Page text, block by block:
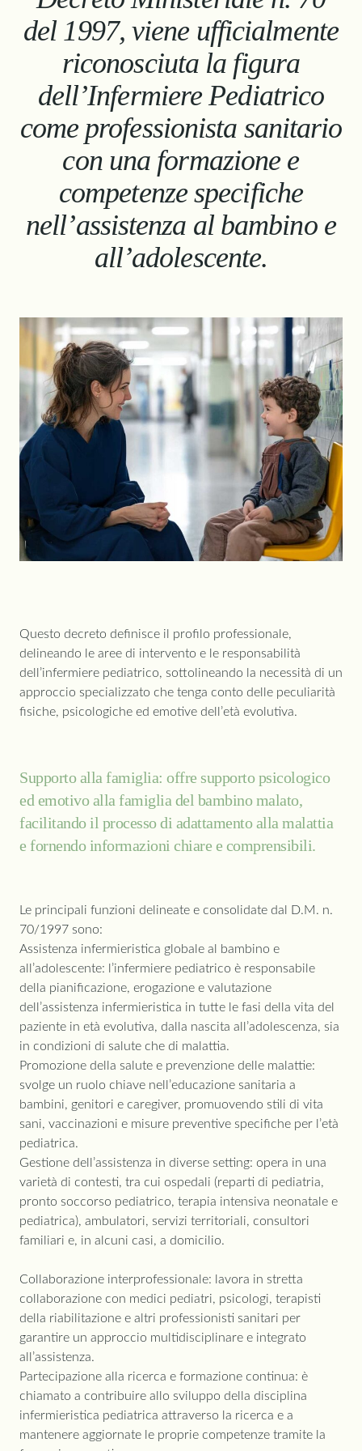
del 1997, viene ufficialmente
riconosciuta la figura
dell’Infermiere Pediatrico
come professionista sanitario
con una formazione e
competenze specifiche
nell’assistenza al bambino e
all’adolescente.
Questo decreto definisce il profilo professionale,
delineando le aree di intervento e le responsabilità
dell’infermiere pediatrico, sottolineando la necessità di un
approccio specializzato che tenga conto delle peculiarità
fisiche, psicologiche ed emotive dell’età evolutiva.
Supporto alla famiglia: offre supporto psicologico
ed emotivo alla famiglia del bambino malato,
facilitando il processo di adattamento alla malattia
e fornendo informazioni chiare e comprensibili.
Le principali funzioni delineate e consolidate dal D.M. n.
70/1997 sono:
Assistenza infermieristica globale al bambino e
all’adolescente: l’infermiere pediatrico è responsabile
della pianificazione, erogazione e valutazione
dell’assistenza infermieristica in tutte le fasi della vita del
paziente in età evolutiva, dalla nascita all’adolescenza, sia
in condizioni di salute che di malattia.
Promozione della salute e prevenzione delle malattie:
svolge un ruolo chiave nell’educazione sanitaria a
bambini, genitori e caregiver, promuovendo stili di vita
sani, vaccinazioni e misure preventive specifiche per l’età
pediatrica.
Gestione dell’assistenza in diverse setting: opera in una
varietà di contesti, tra cui ospedali (reparti di pediatria,
pronto soccorso pediatrico, terapia intensiva neonatale e
pediatrica), ambulatori, servizi territoriali, consultori
familiari e, in alcuni casi, a domicilio.
Collaborazione interprofessionale: lavora in stretta
collaborazione con medici pediatri, psicologi, terapisti
della riabilitazione e altri professionisti sanitari per
garantire un approccio multidisciplinare e integrato
all’assistenza.
Partecipazione alla ricerca e formazione continua: è
chiamato a contribuire allo sviluppo della disciplina
infermieristica pediatrica attraverso la ricerca e a
mantenere aggiornate le proprie competenze tramite la